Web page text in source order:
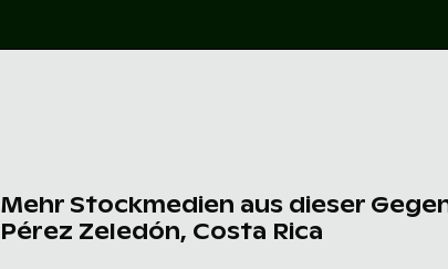
Mehr Stockmedien aus dieser
Pérez Zeledón, Costa Rica